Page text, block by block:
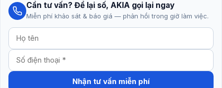
Cần tư vấn? Để lại số, AKIA gọi lại ngay
Miễn phí khảo sát & báo giá — phản hồi trong giờ làm việc.
Nhận tư vấn miễn phí